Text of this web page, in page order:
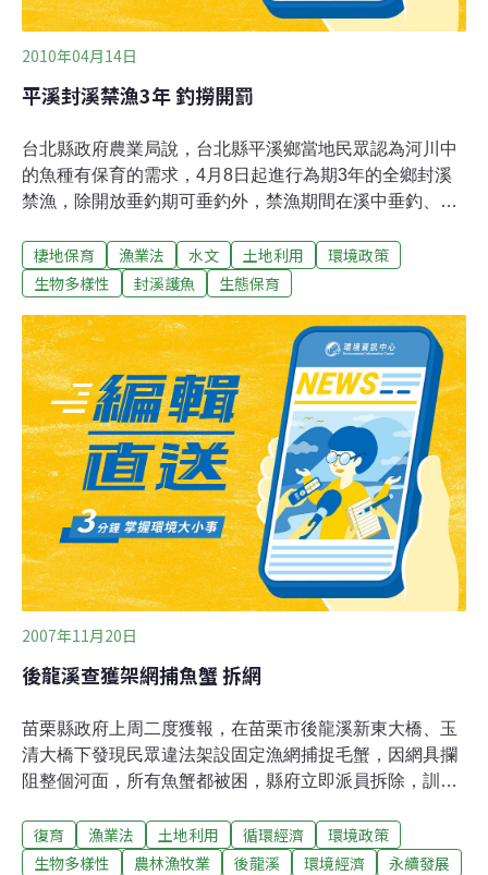
2010年04月14日
平溪封溪禁漁3年 釣撈開罰
台北縣政府農業局說，台北縣平溪鄉當地民眾認為河川中
的魚種有保育的需求，4月8日起進行為期3年的全鄉封溪
禁漁，除開放垂釣期可垂釣外，禁漁期間在溪中垂釣、撈
30日則開放基隆河主要河道與平溪國中旁（冬瓜寮坑溪與
基隆河交界）至瑞芳鎮界止開放垂釣，開放垂釣期間仍禁
中，有苦花、石斑、一枝花等魚種，面臨數量逐年減少的
危機。平溪鄉民達成共識，向縣府提案，希望能藉由封溪
禁漁，恢復河川的生機，讓平溪朝生態觀光旅遊發展。瑞
芳分局指出，禁漁的期間，民眾以垂釣、撈蝦及徒手捕抓
等方式來採捕水產動植物都算觸法，將依漁業法第65條第
5款規定處新台幣3萬元以上15萬元以下罰鍰。
棲地保育 漁業法 水文 土地利用
環境政策
生物多樣性
封溪護魚 生態保育
2007年11月20日
後龍溪查獲架網捕魚蟹 拆網
苗栗縣政府上周二度獲報，在苗栗市後龍溪新東大橋、玉
清大橋下發現民眾違法架設固定漁網捕捉毛蟹，因網具攔
阻整個河面，所有魚蟹都被困，縣府立即派員拆除，訓斥
龍溪生態，縣長劉政鴻今年在後龍溪放流鯽魚3千餘斤、
鯉魚苗20餘萬尾、另有泥鰍苗、鯰魚苗，還放養毛蟹，希
復育 漁業法 土地利用 循環經濟
環境政策
生物多樣性
農林漁牧業 後龍溪 環境經濟
永續發展